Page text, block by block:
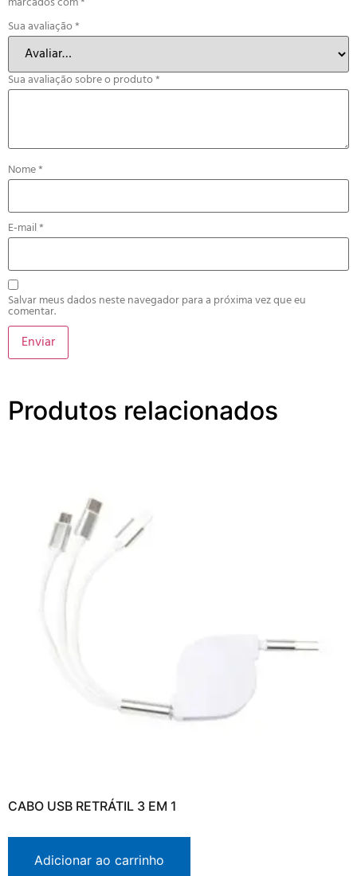
Sua avaliação*
Sua avaliação sobre o produto*
Nome*
E-mail*
Salvar meus dados neste navegador para a próxima vez que eu
comentar.
Produtos relacionados
CABO USB RETRÁTIL 3 EM 1
Adicionar ao carrinho